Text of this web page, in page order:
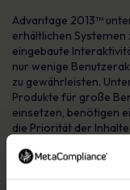
Advantage 2013™
erhältlichen Systemen
eingebaute
nur wenige
zu gewährleisten.
Produkte für große
einsetzen, benötigen
die Priorität der
bereitgestellt werden.
Advantage 2013™